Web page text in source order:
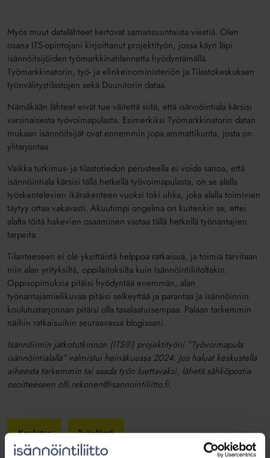
Myös muut datalähteet kertovat samansuuntaista viestiä. Olen
osana ITS-opintojani kirjoittanut projektityön, jossa käyn läpi
isännöitsijöiden työmarkkinatilannetta hyödyntämällä
Työmarkkinatorin, työ- ja elinkeinoministeriön ja Tilastokeskuksen
työnvälitystilastojen sekä Duunitorin dataa.
Nämäkään lähteet eivät tue väitettä siitä, että isännöintiala kärsisi
varsinaisesta työvoimapulasta. Esimerkiksi Työmarkkinatorin datan
mukaan isännöitsijät ovat ennemmin jopa ammattikunta, josta on
ylitarjontaa.
Vaikka tutkimus- ja tilastotiedon perusteella ei voida sanoa, että
isännöintiala kärsisi tällä hetkellä työvoimapulasta, on se alalla
työskentelevien ikärakenteen vuoksi toki uhka, joka alalla toimivien
täytyy ottaa vakavasti. Akuutimpi ongelma on kuitenkin se, ettei
alalta töitä hakevien osaaminen vastaa tällä hetkellä työnantajien
tarpeita.
Tilanteeseen ei ole yksittäistä helppoa ratkaisua, ja toimia tarvitaan
niin alan yrityksiltä, oppilaitoksilta kuin Isännöintiliitoltakin.
Oppisopimuksia pitäisi hyödyntää enemmän, alan
työnantajamielikuvaa pitäisi selkeyttää ja parantaa ja isännöinnin
koulutustarjonnan pitäisi olla tasalaatuisempaa. Palaan tarkemmin
näihin ratkaisuihin seuraavassa blogissani.
Isännöinnin jatkotutkinnon (ITS®) projektityöni ”Työvoimapula
isännöintialalla” valmistui heinäkuussa 2024. Jos haluat keskustella
aiheesta tarkemmin tai saada työn luettavaksi, lähetä sähköpostia
osoitteeseen olli.rekonen@isannointiliitto.fi.
Koulutus Työelämä